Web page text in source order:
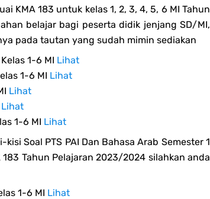
KMA 183 untuk kelas 1, 2, 3, 4, 5, 6 MI Tahun
belajar bagi peserta didik jenjang SD/MI,
pada tautan yang sudah mimin sediakan
1-6 MI Lihat
1-6 MI Lihat
Lihat
Lihat
1-6 MI Lihat
Soal PTS PAI Dan Bahasa Arab Semester 1
183 Tahun Pelajaran 2023/2024 silahkan anda
1-6 MI Lihat